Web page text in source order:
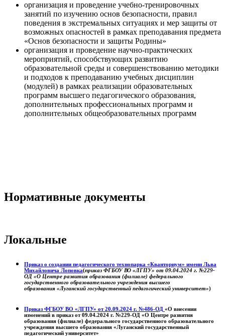
организация и проведение учебно-тренировочных
занятий по изучению основ безопасности, правил
поведения в экстремальных ситуациях и мер защиты от
возможных опасностей в рамках преподавания предмета
«Основ безопасности и защиты Родины»
организация и проведение научно-практических
мероприятий, способствующих развитию
образовательной среды и совершенствованию методики
и подходов к преподаванию учебных дисциплин
(модулей) в рамках реализации образовательных
программ высшего педагогического образования,
дополнительных профессиональных программ и
дополнительных общеобразовательных программ
Нормативные документы
Локальные
Приказ о создании педагогического технопарка «Кванториум» имени Льва
Михайловича Лоповка(приказ ФГБОУ ВО «ЛГПУ» от 09.04.2024 г. №229-
ОД «О Центре развития образования (филиале) федерального
государственного образовательного учреждения высшего
образования «Луганский государственный педагогический университет»)
Приказ ФГБОУ ВО «ЛГПУ» от 20.09.2024 г. №486-ОД «О внесении
изменений в приказ от 09.04.2024 г. №229-ОД «О Центре развития
образования (филиале) федерального государственного образовательного
учреждения высшего образования «Луганский государственный
педагогический университет»